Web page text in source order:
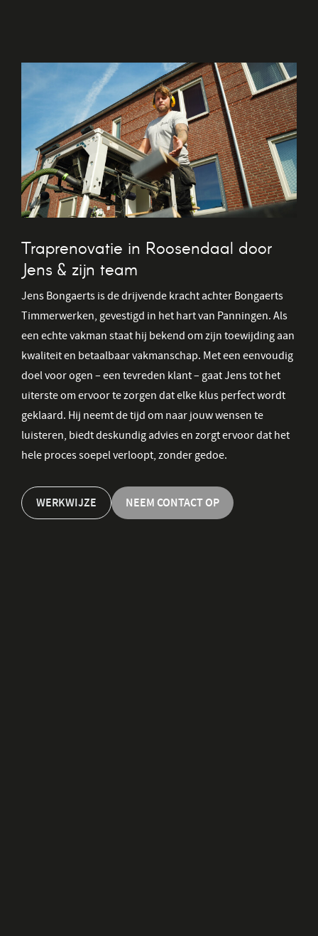
Traprenovatie in Roosendaal door
Jens & zijn team
Jens Bongaerts is de drijvende kracht achter Bongaerts
Timmerwerken, gevestigd in het hart van Panningen. Als
een echte vakman staat hij bekend om zijn toewijding aan
kwaliteit en betaalbaar vakmanschap. Met een eenvoudig
doel voor ogen – een tevreden klant – gaat Jens tot het
uiterste om ervoor te zorgen dat elke klus perfect wordt
geklaard. Hij neemt de tijd om naar jouw wensen te
luisteren, biedt deskundig advies en zorgt ervoor dat het
hele proces soepel verloopt, zonder gedoe.
WERKWIJZE NEEM CONTACT OP